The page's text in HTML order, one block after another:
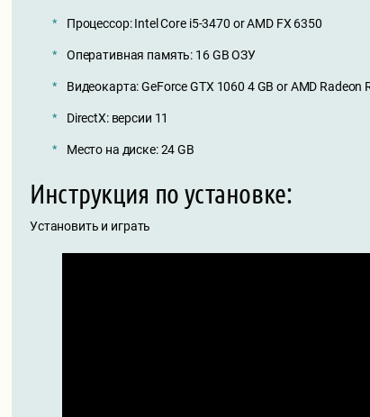
Процессор: Intel Core i5-3470 or AMD FX 6350
Оперативная память: 16 GB ОЗУ
Видеокарта: GeForce GTX 1060 4 GB or AMD Radeon
DirectX: версии 11
Место на диске: 24 GB
Инструкция по установке:
Установить и играть